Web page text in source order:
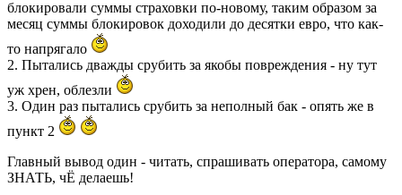
блокировали суммы страховки по-новому, таким образом за
месяц суммы блокировок доходили до десятки евро, что как-
то напрягало
2. Пытались дважды срубить за якобы повреждения - ну тут
уж хрен, облезли
3. Один раз пытались срубить за неполный бак - опять же в
пункт 2
Главный вывод один - читать, спрашивать оператора, самому
ЗНАТЬ, чЁ делаешь!